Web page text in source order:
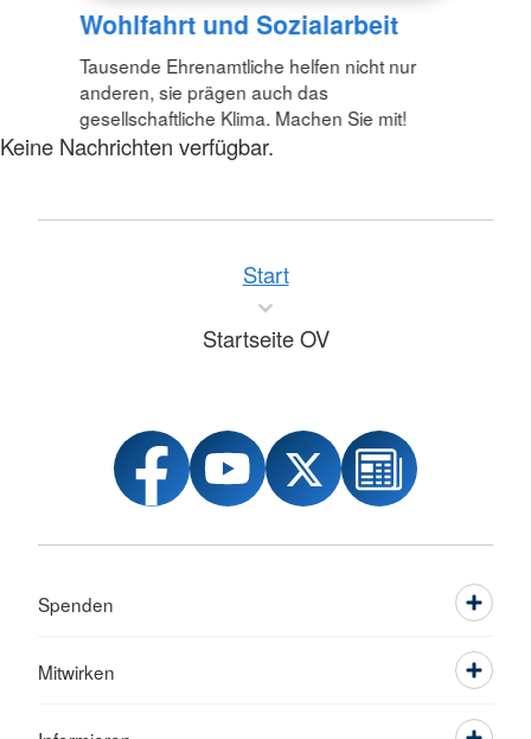
Wohlfahrt und Sozialarbeit
Tausende Ehrenamtliche helfen nicht nur
anderen, sie prägen auch das
gesellschaftliche Klima. Machen Sie mit!
Keine Nachrichten verfügbar.
Start
Startseite OV
Spenden
Mitwirken